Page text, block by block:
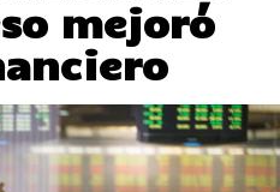
mejoró